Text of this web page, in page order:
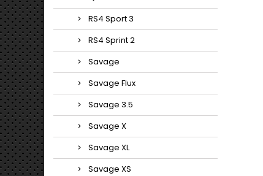
RS4 Sport 3
RS4 Sprint 2
Savage
Savage Flux
Savage 3.5
Savage X
Savage XL
Savage XS